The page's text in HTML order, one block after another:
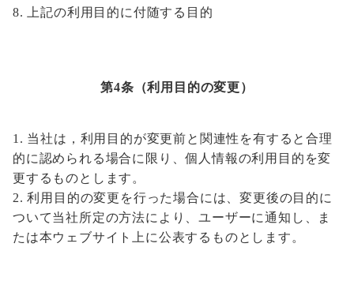
上記の利用目的に付随する目的
第4条（利用目的の変更）
当社は，利用目的が変更前と関連性を有すると合理
的に認められる場合に限り、個人情報の利用目的を変
更するものとします。
利用目的の変更を行った場合には、変更後の目的に
ついて当社所定の方法により、ユーザーに通知し、ま
たは本ウェブサイト上に公表するものとします。